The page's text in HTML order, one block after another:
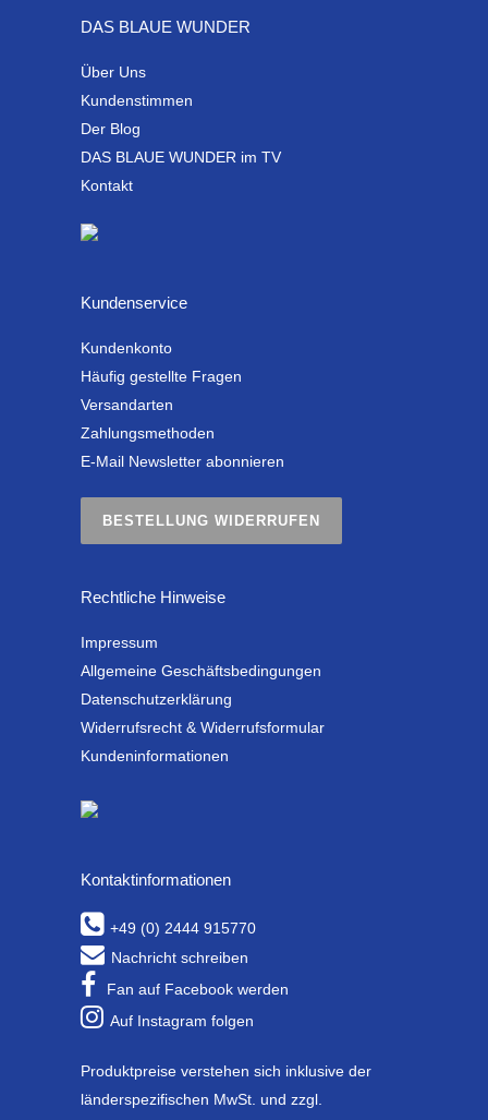
DAS BLAUE WUNDER
Über Uns
Kundenstimmen
Der Blog
DAS BLAUE WUNDER im TV
Kontakt
Kundenservice
Kundenkonto
Häufig gestellte Fragen
Versandarten
Zahlungsmethoden
E-Mail Newsletter abonnieren
BESTELLUNG WIDERRUFEN
Rechtliche Hinweise
Impressum
Allgemeine Geschäftsbedingungen
Datenschutzerklärung
Widerrufsrecht & Widerrufsformular
Kundeninformationen
Kontaktinformationen
+49 (0) 2444 915770
Nachricht schreiben
Fan auf Facebook werden
Auf Instagram folgen
Produktpreise verstehen sich inklusive der
länderspezifischen MwSt. und zzgl.